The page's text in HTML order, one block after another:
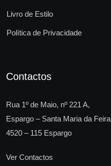
Livro de Estilo
Política de Privacidade
Contactos
Rua 1º de Maio, nº 221 A,
Espargo – Santa Maria da Feira
4520 – 115 Espargo
Ver Contactos